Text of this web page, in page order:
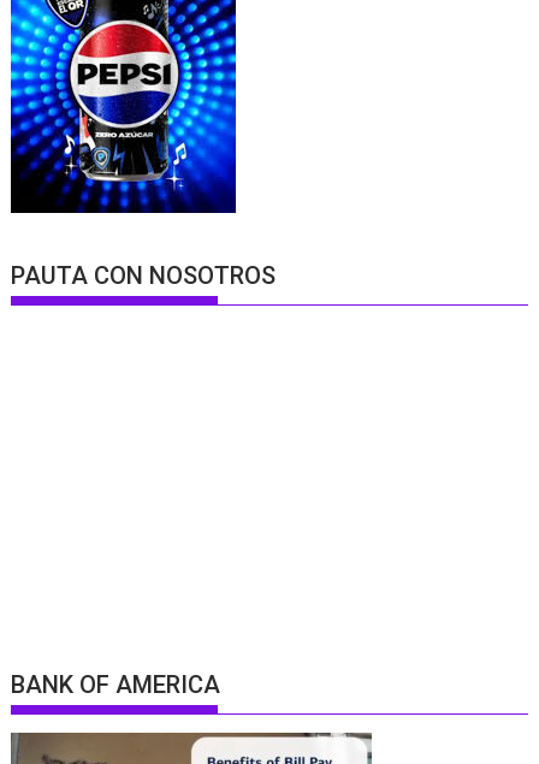
PAUTA CON NOSOTROS
BANK OF AMERICA